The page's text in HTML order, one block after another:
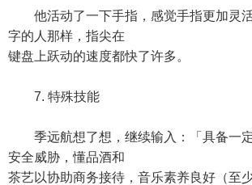
他活动了一下手指，感觉手指更加灵
字的人那样，指尖在
键盘上跃动的速度都快了许多。
7. 特殊技能
季远航想了想，继续输入：「具备一
安全威胁，懂品酒和
茶艺以协助商务接待，音乐素养良好（至